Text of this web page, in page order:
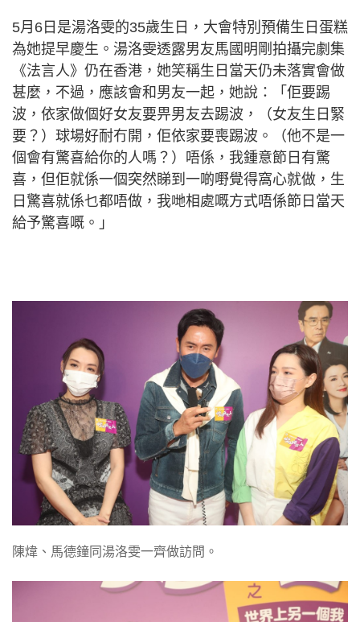
5月6日是湯洛雯的35歲生日，大會特別預備生日蛋糕
為她提早慶生。湯洛雯透露男友馬國明剛拍攝完劇集
《法言人》仍在香港，她笑稱生日當天仍未落實會做
甚麼，不過，應該會和男友一起，她說：「佢要踢
波，依家做個好女友要畀男友去踢波，（女友生日緊
要？）球場好耐冇開，佢依家要喪踢波。（他不是一
個會有驚喜給你的人嗎？）唔係，我鍾意節日有驚
喜，但佢就係一個突然睇到一啲嘢覺得窩心就做，生
日驚喜就係乜都唔做，我哋相處嘅方式唔係節日當天
給予驚喜嘅。」
陳煒、馬德鐘同湯洛雯一齊做訪問。